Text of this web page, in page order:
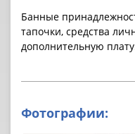
Банные
тапочки, средства
дополнительную
Фотографии: